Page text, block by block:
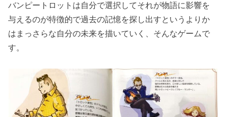
バンピートロットは自分で選択してそれが物語に影響を
与えるのが特徴的で過去の記憶を探し出すというよりか
はまっさらな自分の未来を描いていく、そんなゲームで
す。